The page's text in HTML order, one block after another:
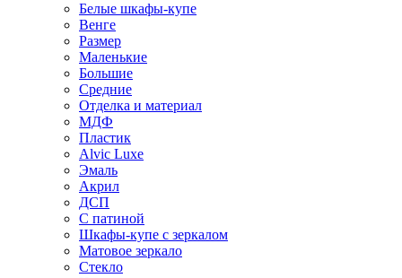
Белые шкафы-купе
Венге
Размер
Маленькие
Большие
Средние
Отделка и материал
МДФ
Пластик
Alvic Luxe
Эмаль
Акрил
ДСП
С патиной
Шкафы-купе с зеркалом
Матовое зеркало
Стекло